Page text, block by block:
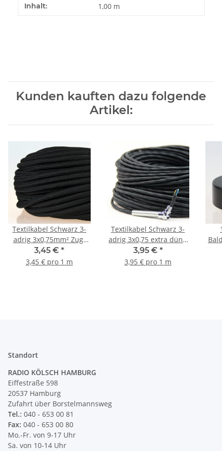
Produkteigenschaft
Wert
Inhalt: 1,00 m
Kunden kauften dazu folgende
Artikel:
Textilkabel Schwarz 3-
adrig 3x0,75mm² Zug-
Pendelleitung S03RT-F
3G0,75
3,45 € *
3,45 € pro 1 m
Textilkabel Schwarz 3-
adrig 3x0,75 extra dünn
für innere Verkabelung
von Ketten-Lampen
3,95 € *
3,95 € pro 1 m
Standort
RADIO KÖLSCH HAMBURG
Eiffestraße 598
20537 Hamburg
Zufahrt über Borstelmannsweg
Tel.: 040 - 653 00 81
Fax: 040 - 653 00 80
Mo.-Fr. von 9-17 Uhr
Sa. von 10-14 Uhr